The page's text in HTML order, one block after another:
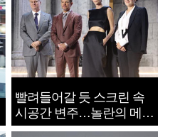
빨려들어갈 듯 스크린 속
시공간 변주…놀란의 메시
지는 ‘전쟁 속죄’